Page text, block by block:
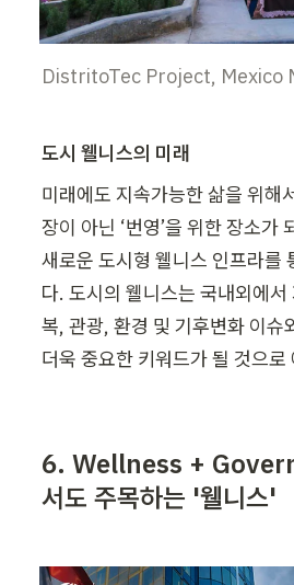
DistritoTec Project, Mexico
도시 웰니스의 미래
미래에도 지속가능한 삶을 위해
장이 아닌 ‘번영’을 위한 장소가
새로운 도시형 웰니스 인프라를
다. 도시의 웰니스는 국내외에
복, 관광, 환경 및 기후변화 이슈
더욱 중요한 키워드가 될 것으로
6. Wellness +
서도 주목하는 '웰니스'